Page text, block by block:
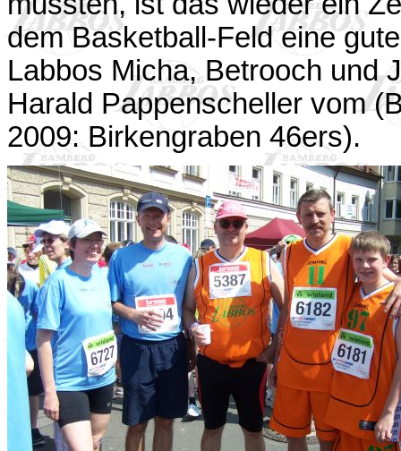
dem Basketball-Feld eine
Labbos Micha, Betrooch und
Harald Pappenscheller vom
2009: Birkengraben 46ers).